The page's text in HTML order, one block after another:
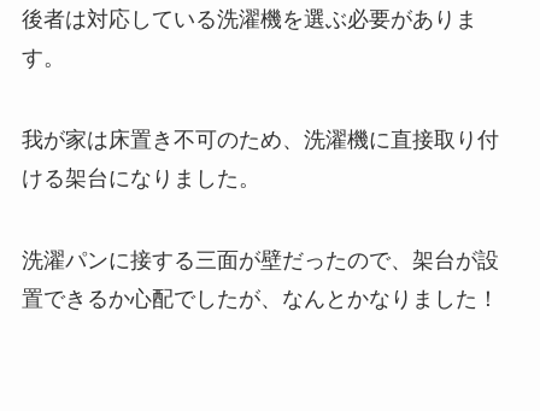
後者は対応している洗濯機を選ぶ必要がありま
す。
我が家は床置き不可のため、洗濯機に直接取り付
ける架台になりました。
洗濯パンに接する三面が壁だったので、架台が設
置できるか心配でしたが、なんとかなりました！